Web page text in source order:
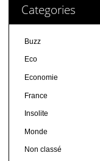
Categories
Buzz
Eco
Economie
France
Insolite
Monde
Non classé